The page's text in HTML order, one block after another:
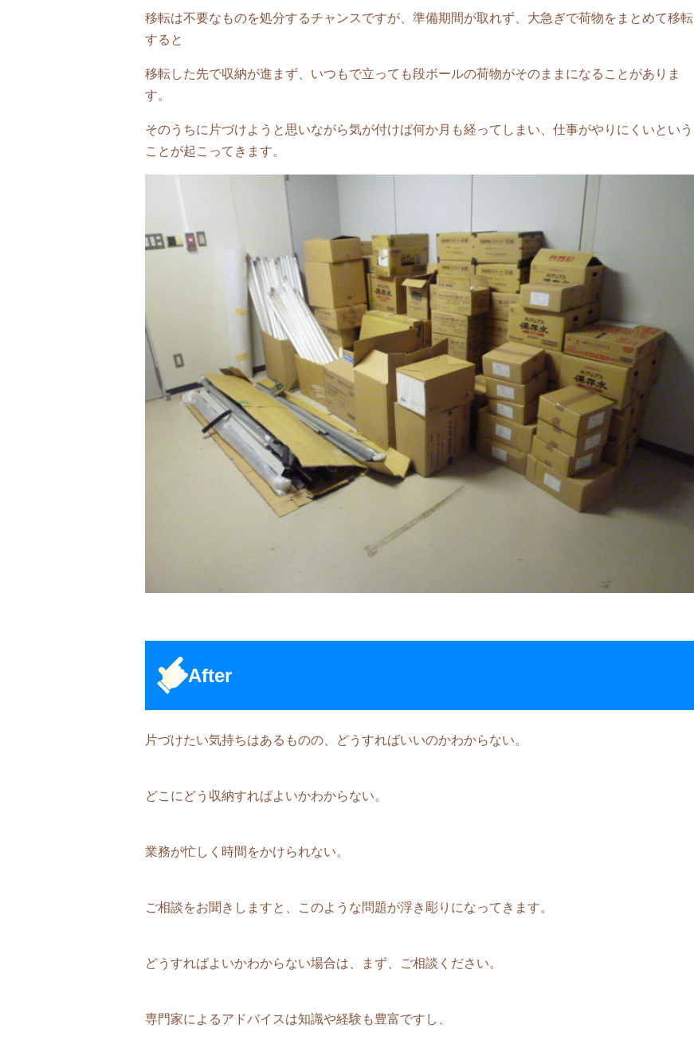
移転は不要なものを処分するチャンスですが、準備期間が取れず、大急ぎで荷物をまとめて移転
すると
移転した先で収納が進まず、いつもで立っても段ボールの荷物がそのままになることがありま
す。
そのうちに片づけようと思いながら気が付けば何か月も経ってしまい、仕事がやりにくいという
ことが起こってきます。
After
片づけたい気持ちはあるものの、どうすればいいのかわからない。
どこにどう収納すればよいかわからない。
業務が忙しく時間をかけられない。
ご相談をお聞きしますと、このような問題が浮き彫りになってきます。
どうすればよいかわからない場合は、まず、ご相談ください。
専門家によるアドバイスは知識や経験も豊富ですし、